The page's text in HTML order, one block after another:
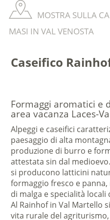
MOSTRA SULLA
MASI IN VAL VENOSTA
Caseifico
Formaggi aromatici e
area vacanza Laces-
Alpeggi e caseifici
paesaggio di alta
produzione di burro e
attestata sin dal
si producono latticini
formaggio fresco e
di malga e specialità locali
Al Rainhof in Val Martello
vita rurale del